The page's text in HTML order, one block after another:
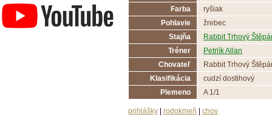
Farba
ryšiak
Pohlavie
žrebec
Stajňa
Rabbit Trhový
Tréner
Petrlík Allan
Chovateľ
Rabbit Trhový
Klasifikácia
cudzí dostihový
Plemeno
A 1/1
prihlášky rodokmeň chov